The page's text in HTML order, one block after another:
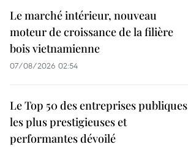
Le marché intérieur, nouveau
moteur de croissance de la filière
bois vietnamienne
07/08/2026 02:54
Le Top 50 des entreprises publiques
les plus prestigieuses et
performantes dévoilé